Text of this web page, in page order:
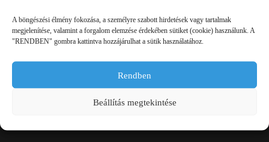
A böngészési élmény fokozása, a személyre szabott hirdetések vagy tartalmak
megjelenítése, valamint a forgalom elemzése érdekében sütiket (cookie) használunk. A
"RENDBEN" gombra kattintva hozzájárulhat a sütik használatához.
Rendben
Beállítás megtekintése
2750 Nagykőrös Alsójárás d. 1/a